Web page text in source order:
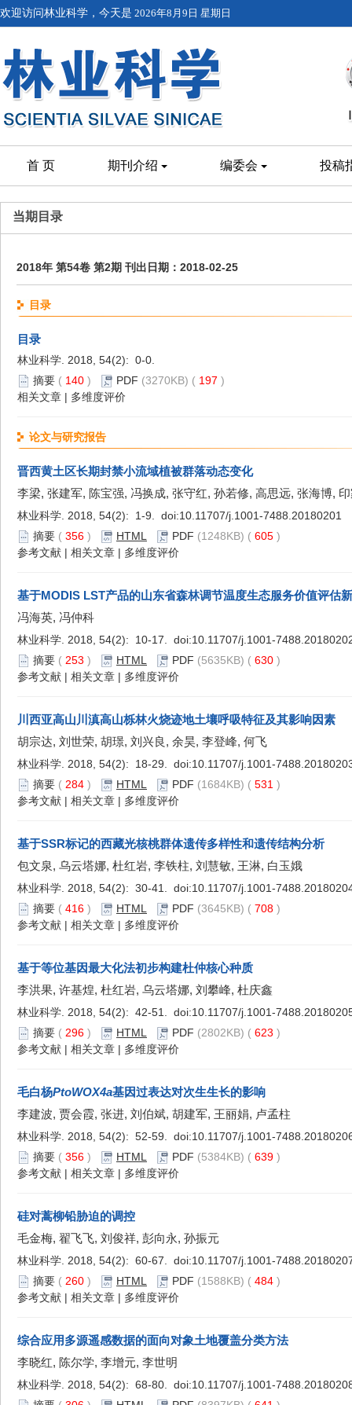
欢迎访问林业科学，今天是 2026年8月9日 星期日
首 页 期刊介绍 编委会 投稿
当期目录
2018年 第54卷 第2期 刊出日期：2018-02-25
目录
目录
林业科学. 2018, 54(2): 0-0.
摘要 ( 140 ) PDF (3270KB) ( 197 )
相关文章 | 多维度评价
论文与研究报告
晋西黄土区长期封禁小流域植被群落动态变化
李梁, 张建军, 陈宝强, 冯换成, 张守红, 孙若修, 高思远, 张海博,
林业科学. 2018, 54(2): 1-9. doi:10.11707/j.1001-7488.20180201
摘要 ( 356 ) HTML PDF (1248KB) ( 605 )
参考文献 | 相关文章 | 多维度评价
基于MODIS LST产品的山东省森林调节温度生态服务价值评估
冯海英, 冯仲科
林业科学. 2018, 54(2): 10-17. doi:10.11707/j.1001-
摘要 ( 253 ) HTML PDF (5635KB) ( 630 )
参考文献 | 相关文章 | 多维度评价
川西亚高山川滇高山栎林火烧迹地土壤呼吸特征及其影响因素
胡宗达, 刘世荣, 胡璟, 刘兴良, 余昊, 李登峰, 何飞
林业科学. 2018, 54(2): 18-29. doi:10.11707/j.1001-
摘要 ( 284 ) HTML PDF (1684KB) ( 531 )
参考文献 | 相关文章 | 多维度评价
基于SSR标记的西藏光核桃群体遗传多样性和遗传结构分析
包文泉, 乌云塔娜, 杜红岩, 李铁柱, 刘慧敏, 王淋, 白玉娥
林业科学. 2018, 54(2): 30-41. doi:10.11707/j.1001-
摘要 ( 416 ) HTML PDF (3645KB) ( 708 )
参考文献 | 相关文章 | 多维度评价
基于等位基因最大化法初步构建杜仲核心种质
李洪果, 许基煌, 杜红岩, 乌云塔娜, 刘攀峰, 杜庆鑫
林业科学. 2018, 54(2): 42-51. doi:10.11707/j.1001-
摘要 ( 296 ) HTML PDF (2802KB) ( 623 )
参考文献 | 相关文章 | 多维度评价
毛白杨PtoWOX4a基因过表达对次生生长的影响
李建波, 贾会霞, 张进, 刘伯斌, 胡建军, 王丽娟, 卢孟柱
林业科学. 2018, 54(2): 52-59. doi:10.11707/j.1001-
摘要 ( 356 ) HTML PDF (5384KB) ( 639 )
参考文献 | 相关文章 | 多维度评价
硅对蒿柳铅胁迫的调控
毛金梅, 翟飞飞, 刘俊祥, 彭向永, 孙振元
林业科学. 2018, 54(2): 60-67. doi:10.11707/j.1001-
摘要 ( 260 ) HTML PDF (1588KB) ( 484 )
参考文献 | 相关文章 | 多维度评价
综合应用多源遥感数据的面向对象土地覆盖分类方法
李晓红, 陈尔学, 李增元, 李世明
林业科学. 2018, 54(2): 68-80. doi:10.11707/j.1001-